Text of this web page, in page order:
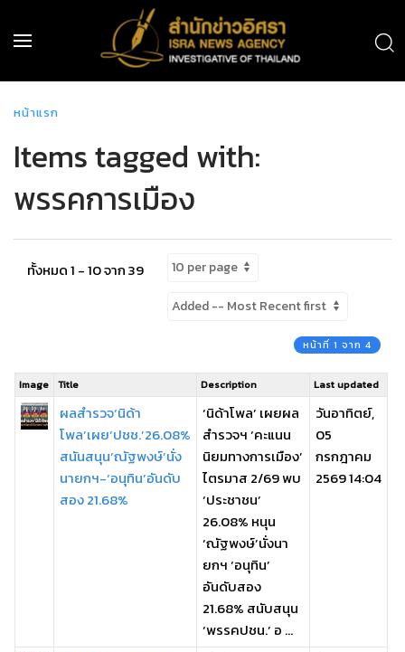
หน้าแรก
Items tagged with:
พรรคการเมือง
ทั้งหมด 1 - 10 จาก 39
หน้าที่ 1 จาก 4
Image Title Description Last updated
ผลสำรวจ‘นิด้า
โพล’เผย‘ปชช.’26.08%
สนันสนุน‘ณัฐพงษ์’นั่ง
นายกฯ-‘อนุทิน’อันดับ
สอง 21.68%
‘นิด้าโพล’ เผยผล
สำรวจฯ ‘คะแนน
นิยมทางการเมือง’
ไตรมาส 2/69 พบ
‘ประชาชน’
26.08% หนุน
‘ณัฐพงษ์’นั่งนา
ยกฯ ‘อนุทิน’
อันดับสอง
21.68% สนับสนุน
‘พรรคปชน.’ อ ...
วันอาทิตย์,
05
กรกฎาคม
2569 14:04